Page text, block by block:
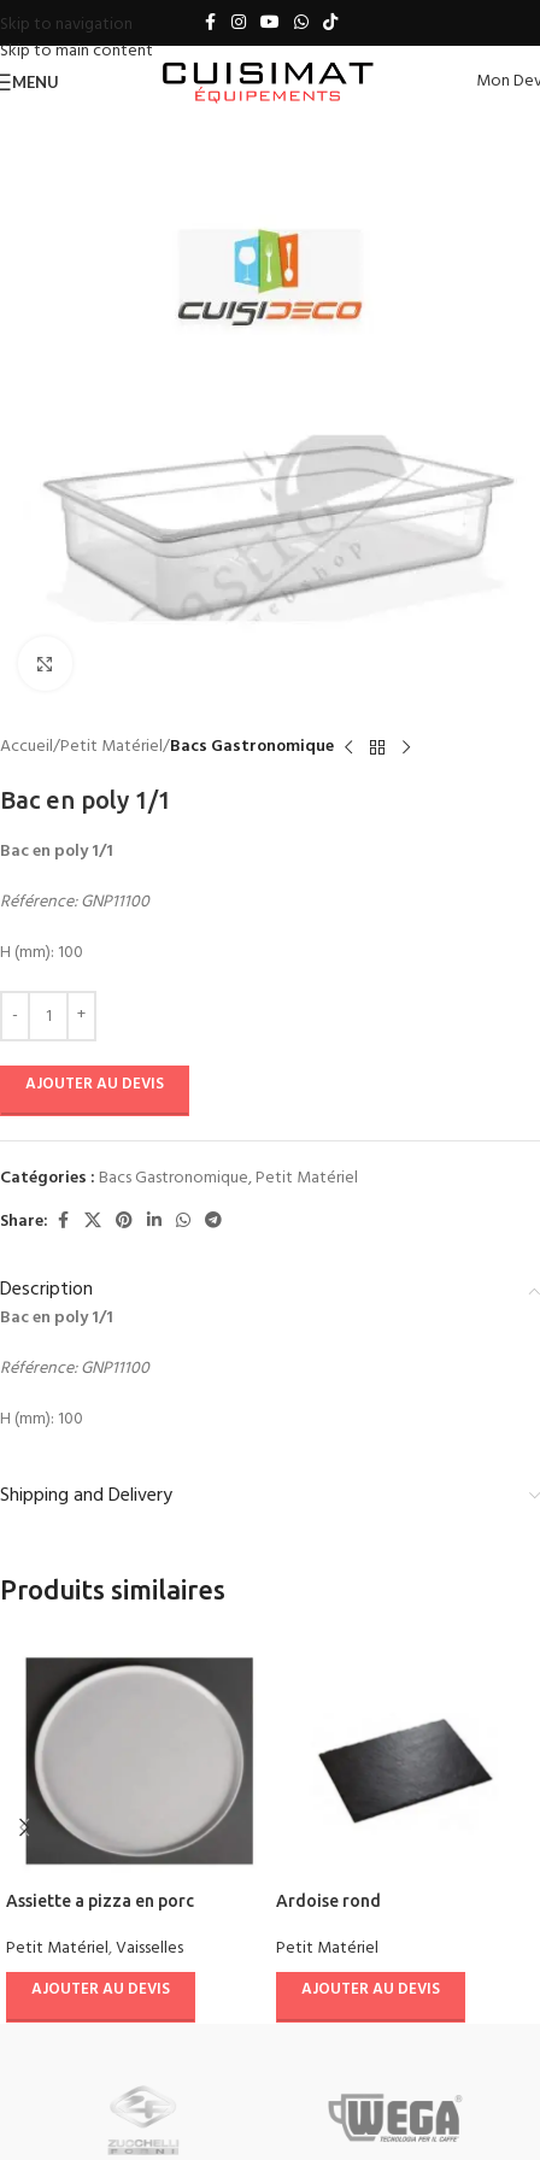
Skip to navigation
Skip to main content
MENU Mon
Accueil Petit Matériel Bacs Gastronomique
Bac en poly 1/1
Bac en poly 1/1
Référence: GNP11100
H (mm): 100
AJOUTER AU DEVIS
Catégories : Bacs Gastronomique,Petit Matériel
Share:
Description
Bac en poly 1/1
Référence: GNP11100
H (mm): 100
Shipping and Delivery
Produits similaires
Assiette a pizza en porc
Petit Matériel,Vaisselles
AJOUTER AU DEVIS
Ardoise rond
Petit Matériel
AJOUTER AU DEVIS